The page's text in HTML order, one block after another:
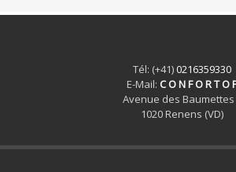
Tél: (+41)0216359330
E-Mail: C O N F O R T O
Avenue des Baumettes
1020 Renens (VD)